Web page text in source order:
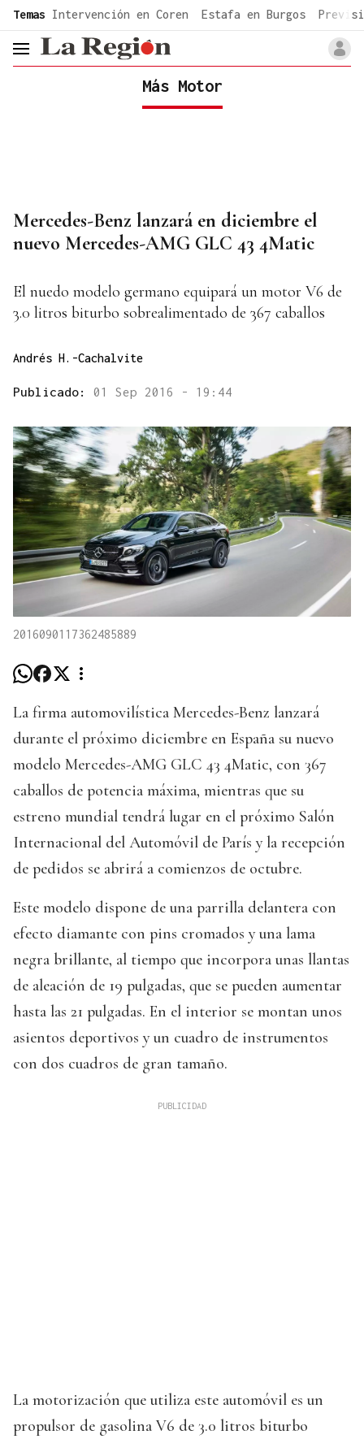
common.go-to-content
Temas Intervención en Coren Estafa en Burgos
header.menu.open
Más Motor
Mercedes-Benz lanzará en diciembre el
nuevo Mercedes-AMG GLC 43 4Matic
El nuedo modelo germano equipará un motor V6 de
3.0 litros biturbo sobrealimentado de 367 caballos
Andrés H.-Cachalvite
Publicado: 01 Sep 2016 - 19:44
2016090117362485889
La firma automovilística Mercedes-Benz lanzará
durante el próximo diciembre en España su nuevo
modelo Mercedes-AMG GLC 43 4Matic, con 367
caballos de potencia máxima, mientras que su
estreno mundial tendrá lugar en el próximo Salón
Internacional del Automóvil de París y la recepción
de pedidos se abrirá a comienzos de octubre.
Este modelo dispone de una parrilla delantera con
efecto diamante con pins cromados y una lama
negra brillante, al tiempo que incorpora unas llantas
de aleación de 19 pulgadas, que se pueden aumentar
hasta las 21 pulgadas. En el interior se montan unos
asientos deportivos y un cuadro de instrumentos
con dos cuadros de gran tamaño.
La motorización que utiliza este automóvil es un
propulsor de gasolina V6 de 3.0 litros biturbo